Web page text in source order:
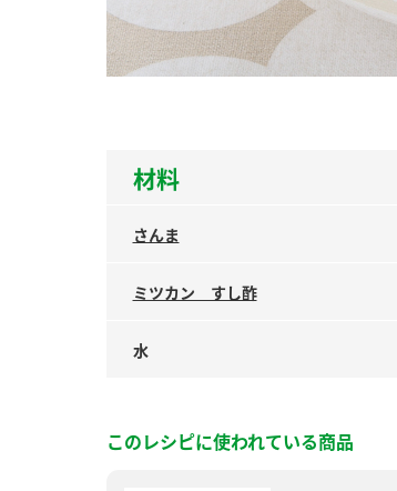
材料
さんま
ミツカン すし酢
水
このレシピに使われている商品